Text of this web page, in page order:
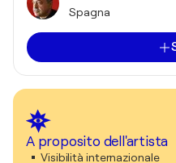
Spagna
A proposito dell'artista
Visibilità internazionale